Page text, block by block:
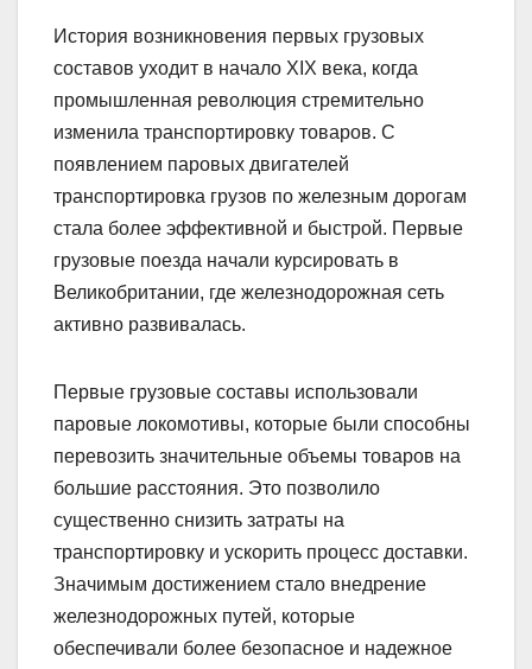
История возникновения первых грузовых
составов уходит в начало XIX века, когда
промышленная революция стремительно
изменила транспортировку товаров. С
появлением паровых двигателей
транспортировка грузов по железным дорогам
стала более эффективной и быстрой. Первые
грузовые поезда начали курсировать в
Великобритании, где железнодорожная сеть
активно развивалась.
Первые грузовые составы использовали
паровые локомотивы, которые были способны
перевозить значительные объемы товаров на
большие расстояния. Это позволило
существенно снизить затраты на
транспортировку и ускорить процесс доставки.
Значимым достижением стало внедрение
железнодорожных путей, которые
обеспечивали более безопасное и надежное